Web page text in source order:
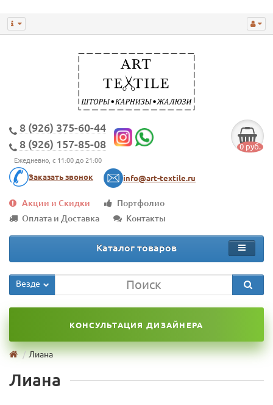
8 (926) 375-60-44
8 (926) 157-85-08
Ежедневно, с 11:00 до 21:00
Заказать звонок info@art-textile.ru
0 руб.
Акции и Скидки
Портфолио
Оплата и Доставка
Контакты
Каталог товаров
Везде
КОНСУЛЬТАЦИЯ ДИЗАЙНЕРА
Лиана
Лиана